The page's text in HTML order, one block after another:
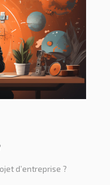
d’entreprise ?